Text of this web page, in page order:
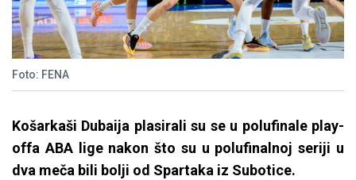
Foto: FENA
Košarkaši Dubaija plasirali su se u polufinale play-
offa ABA lige nakon što su u polufinalnoj seriji u
dva meča bili bolji od Spartaka iz Subotice.